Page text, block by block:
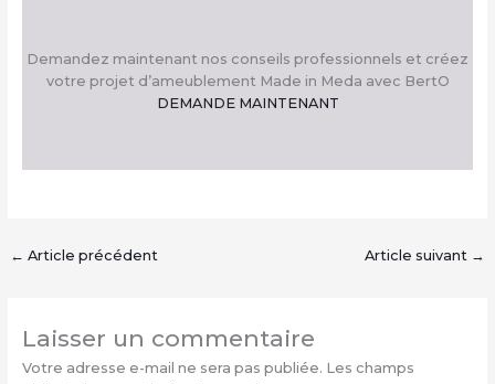
Demandez maintenant nos conseils professionnels et créez
votre projet d’ameublement Made in Meda avec BertO
DEMANDE MAINTENANT
← Article précédent Article suivant →
Laisser un commentaire
Votre adresse e-mail ne sera pas publiée. Les champs